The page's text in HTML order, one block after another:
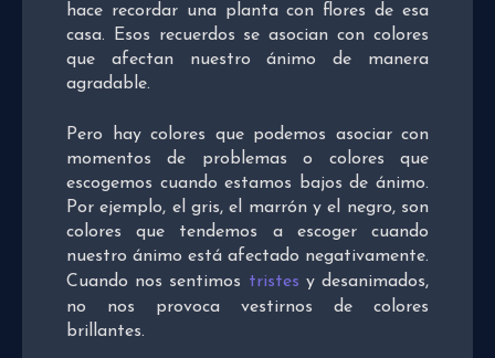
hace recordar una planta con flores de esa
casa. Esos recuerdos se asocian con colores
que afectan nuestro ánimo de manera
agradable.
Pero hay colores que podemos asociar con
momentos de problemas o colores que
escogemos cuando estamos bajos de ánimo.
Por ejemplo, el gris, el marrón y el negro, son
colores que tendemos a escoger cuando
nuestro ánimo está afectado negativamente.
Cuando nos sentimos tristes y desanimados,
no nos provoca vestirnos de colores
brillantes.